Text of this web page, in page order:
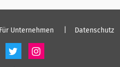
Für Unternehmen Datenschutz